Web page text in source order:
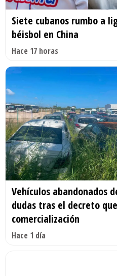
Siete cubanos rumbo a
béisbol en China
Hace 17 horas
Vehículos abandonados
dudas tras el decreto
comercialización
Hace 1 día